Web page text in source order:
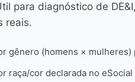
para diagnóstico de
reais.
gênero (homens ×
raça/cor declarada no eSocial